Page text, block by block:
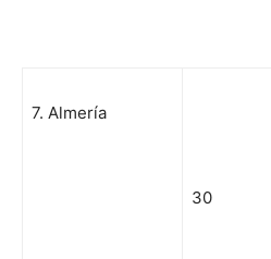
7. Almería
30